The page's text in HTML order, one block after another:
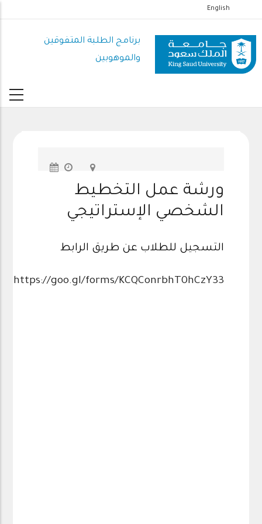
إلى
المحتوى
الرئيسي
English
برنامج الطلبة المتفوقين
والموهوبين
ورشة عمل التخطيط
الشخصي الإستراتيجي
التسجيل للطلاب عن طريق الرابط
https://goo.gl/forms/KCQConrbhT0hCzY33